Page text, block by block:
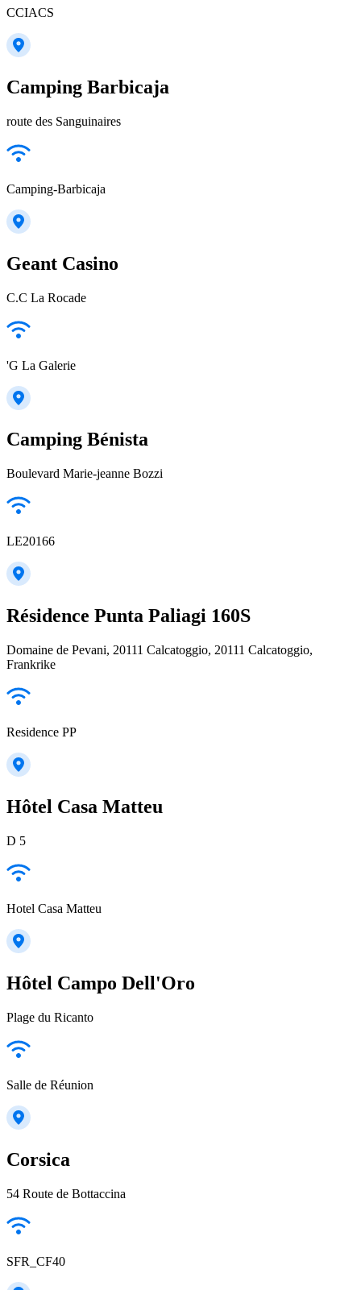
CCIACS
Camping Barbicaja
route des Sanguinaires
Camping-Barbicaja
Geant Casino
C.C La Rocade
'G La Galerie
Camping Bénista
Boulevard Marie-jeanne Bozzi
LE20166
Résidence Punta Paliagi 160S
Domaine de Pevani, 20111 Calcatoggio, 20111 Calcatoggio,
Frankrike
Residence PP
Hôtel Casa Matteu
D 5
Hotel Casa Matteu
Hôtel Campo Dell'Oro
Plage du Ricanto
Salle de Réunion
Corsica
54 Route de Bottaccina
SFR_CF40